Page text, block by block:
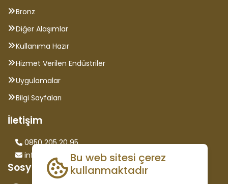
Bronz
Diğer Alaşımlar
Kullanıma Hazır
Hizmet Verilen Endüstriler
Uygulamalar
Bilgi Sayfaları
İletişim
0850 205 20 95
info@saglammetal.com
Sosyal Medya
Bu web sitesi çerez
kullanmaktadır